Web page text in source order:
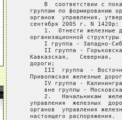
В  соответствии с
группам по формированию
органов  управления,
   сентября 2005 г. N 1420р:
1.  Отнести железные
организационной
I группа - Западно-
II группа -
Кавказская,   Северная,
   дороги;
III  группа  -
Приволжская железные
IV группа -
вне группы -
2.   Начальникам
управления  железных
органов  управления
   настоящего распоряжения.